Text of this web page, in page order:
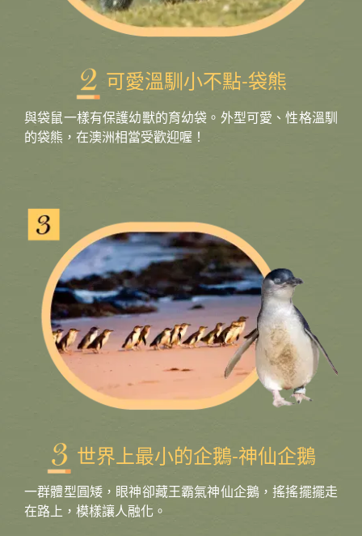
可愛溫馴小不點-袋熊
與袋鼠一樣有保護幼獸的育幼袋。外型可愛、性格溫馴
的袋熊，在澳洲相當受歡迎喔！
世界上最小的企鵝-神仙企鵝
一群體型圓矮，眼神卻藏王霸氣神仙企鵝，搖搖擺擺走
在路上，模樣讓人融化。